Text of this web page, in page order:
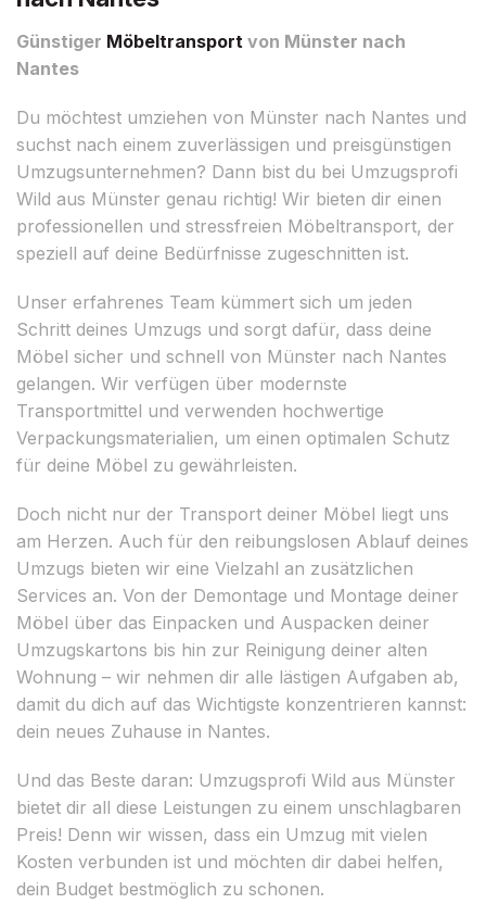
Günstiger Möbeltransport von Münster nach
Nantes
Du möchtest umziehen von Münster nach Nantes und
suchst nach einem zuverlässigen und preisgünstigen
Umzugsunternehmen? Dann bist du bei Umzugsprofi
Wild aus Münster genau richtig! Wir bieten dir einen
professionellen und stressfreien Möbeltransport, der
speziell auf deine Bedürfnisse zugeschnitten ist.
Unser erfahrenes Team kümmert sich um jeden
Schritt deines Umzugs und sorgt dafür, dass deine
Möbel sicher und schnell von Münster nach Nantes
gelangen. Wir verfügen über modernste
Transportmittel und verwenden hochwertige
Verpackungsmaterialien, um einen optimalen Schutz
für deine Möbel zu gewährleisten.
Doch nicht nur der Transport deiner Möbel liegt uns
am Herzen. Auch für den reibungslosen Ablauf deines
Umzugs bieten wir eine Vielzahl an zusätzlichen
Services an. Von der Demontage und Montage deiner
Möbel über das Einpacken und Auspacken deiner
Umzugskartons bis hin zur Reinigung deiner alten
Wohnung – wir nehmen dir alle lästigen Aufgaben ab,
damit du dich auf das Wichtigste konzentrieren kannst:
dein neues Zuhause in Nantes.
Und das Beste daran: Umzugsprofi Wild aus Münster
bietet dir all diese Leistungen zu einem unschlagbaren
Preis! Denn wir wissen, dass ein Umzug mit vielen
Kosten verbunden ist und möchten dir dabei helfen,
dein Budget bestmöglich zu schonen.